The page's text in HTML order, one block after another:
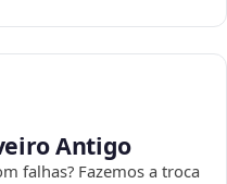
Antigo
falhas? Fazemos a troca